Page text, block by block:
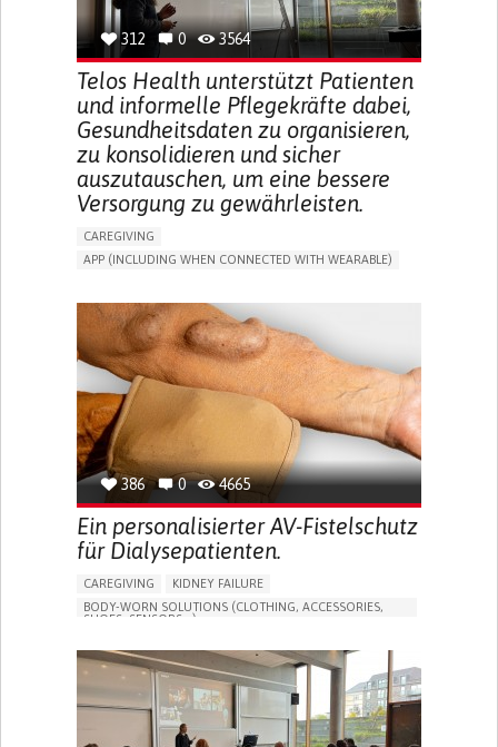
312 0 3564
Telos Health unterstützt Patienten
und informelle Pflegekräfte dabei,
Gesundheitsdaten zu organisieren,
zu konsolidieren und sicher
auszutauschen, um eine bessere
Versorgung zu gewährleisten.
CAREGIVING
APP (INCLUDING WHEN CONNECTED WITH WEARABLE)
GENERAL AND FAMILY MEDICINE
PORTUGAL
386 0 4665
Ein personalisierter AV-Fistelschutz
für Dialysepatienten.
CAREGIVING
KIDNEY FAILURE
BODY-WORN SOLUTIONS (CLOTHING, ACCESSORIES,
SHOES, SENSORS...)
DECREASED URINE OUTPUT
FATIGUE
FLANK PAIN (PAIN IN THE SIDES OF THE BACK)
INCREASED THIRST
KIDNEY FAILURE
SWELLING IN THE LOWER EXTREMITIES (EDEMA)